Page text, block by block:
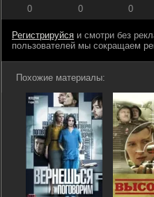
0 0 0
Регистрируйся и смотри без
пользователей мы сокращаем
Похожие материалы: